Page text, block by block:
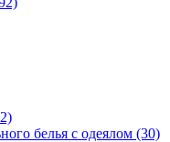
белья с одеялом (30)